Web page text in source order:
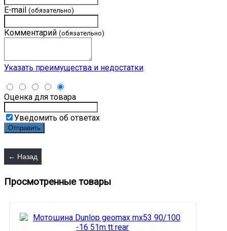
E-mail (обязательно)
Комментарий (обязательно)
Указать преимущества и недостатки
Оценка для товара
Уведомить об ответах
Просмотренные товары